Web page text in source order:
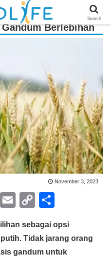
Berlebihan
November 3, 2023
M
E
ail
C
p
y
ar
e
sebagai opsi
Tidak jarang orang
gandum untuk
Search